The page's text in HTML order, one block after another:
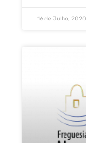
16 de Julho, 2020